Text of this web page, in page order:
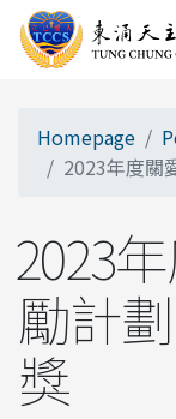
Homepage
2023年度關
2023
勵計
獎